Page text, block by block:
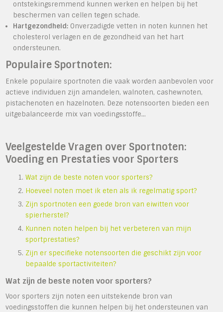
ontstekingsremmend kunnen werken en helpen bij het
beschermen van cellen tegen schade.
Hartgezondheid: Onverzadigde vetten in noten kunnen het
cholesterol verlagen en de gezondheid van het hart
ondersteunen.
Populaire Sportnoten:
Enkele populaire sportnoten die vaak worden aanbevolen voor
actieve individuen zijn amandelen, walnoten, cashewnoten,
pistachenoten en hazelnoten. Deze notensoorten bieden een
uitgebalanceerde mix van voedingsstoffe…
Veelgestelde Vragen over Sportnoten:
Voeding en Prestaties voor Sporters
Wat zijn de beste noten voor sporters?
Hoeveel noten moet ik eten als ik regelmatig sport?
Zijn sportnoten een goede bron van eiwitten voor
spierherstel?
Kunnen noten helpen bij het verbeteren van mijn
sportprestaties?
Zijn er specifieke notensoorten die geschikt zijn voor
bepaalde sportactiviteiten?
Wat zijn de beste noten voor sporters?
Voor sporters zijn noten een uitstekende bron van
voedingsstoffen die kunnen helpen bij het ondersteunen van